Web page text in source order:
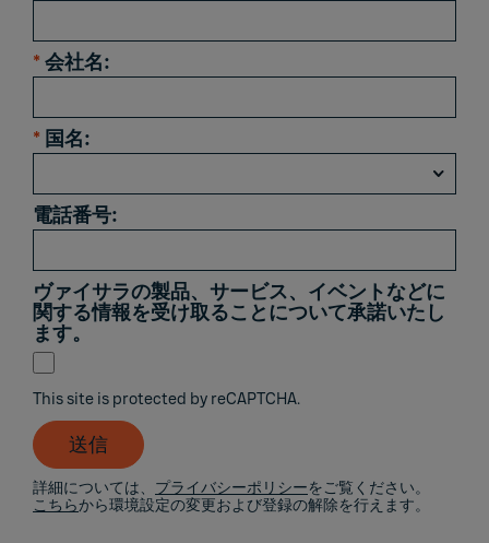
* 会社名:
* 国名:
電話番号:
ヴァイサラの製品、サービス、イベントなどに
関する情報を受け取ることについて承諾いたし
ます。
This site is protected by reCAPTCHA.
送信
詳細については、 プライバシーポリシーをご覧ください。
こちらから環境設定の変更および登録の解除を行えます。